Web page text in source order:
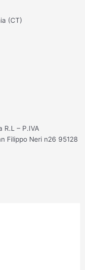
(CT)
– P.IVA
Filippo Neri n26 95128